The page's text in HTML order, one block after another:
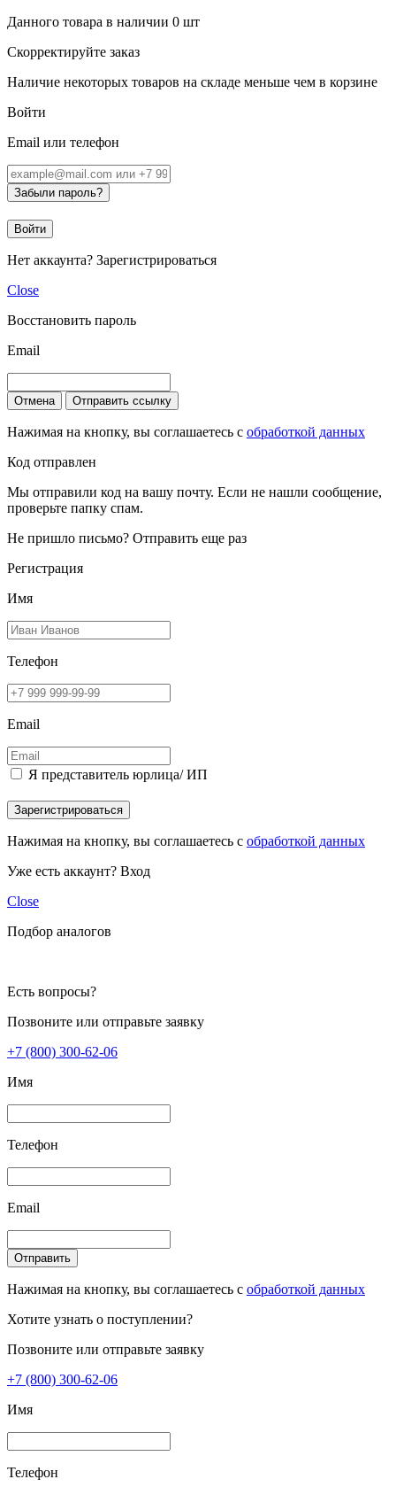
Данного товара в наличии 0 шт
Скорректируйте заказ
Наличие некоторых товаров на складе меньше чем в корзине
Войти
Email или телефон
Забыли пароль?
Войти
Нет аккаунта? Зарегистрироваться
Close
Восстановить пароль
Email
Отмена Отправить ссылку
Нажимая на кнопку, вы соглашаетесь с обработкой данных
Код отправлен
Мы отправили код на вашу почту. Если не нашли сообщение,
проверьте папку спам.
Не пришло письмо? Отправить еще раз
Регистрация
Имя
Телефон
Email
Я представитель юрлица/ ИП
Зарегистрироваться
Нажимая на кнопку, вы соглашаетесь с обработкой данных
Уже есть аккаунт? Вход
Close
Подбор аналогов
Есть вопросы?
Позвоните или отправьте заявку
+7 (800) 300-62-06
Имя
Телефон
Email
Отправить
Нажимая на кнопку, вы соглашаетесь с обработкой данных
Хотите узнать о поступлении?
Позвоните или отправьте заявку
+7 (800) 300-62-06
Имя
Телефон